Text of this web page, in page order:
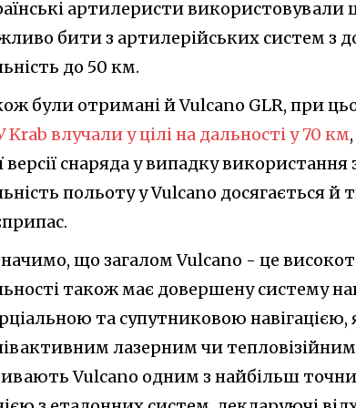
артилеристи
бити з артилерійських систем з
до 50 км.
були отримані й Vulcano GLR, при
Krab влучали у цілі на дальності у 70 км
версії снаряда у випадку
польоту у Vulcano досягається
що загалом Vulcano - це
також має довершену систему
та супутниковою
лазерним чи
Vulcano одним з найбільш